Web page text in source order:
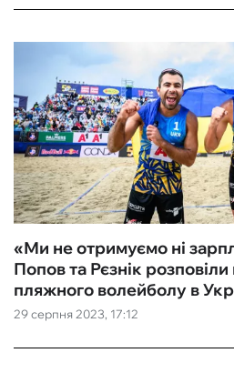
ІНШІ
БУКМЕКЕРИ
29 серпня 2023, 17:12
«Ми не отримуємо ні
Попов та Рєзнік
пляжного волейболу в